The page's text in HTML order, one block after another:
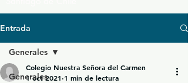
Entrada
Generales
Generales
Colegio Nuestra Señora del Carmen
1 oct 2021 1 min de lectura